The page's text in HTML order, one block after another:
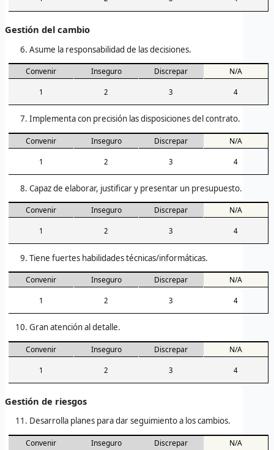
Gestión del cambio
Asume la responsabilidad de las decisiones.
Convenir Inseguro Discrepar N/A
1 2 3 4
Implementa con precisión las disposiciones del contrato.
Convenir Inseguro Discrepar N/A
1 2 3 4
Capaz de elaborar, justificar y presentar un presupuesto.
Convenir Inseguro Discrepar N/A
1 2 3 4
Tiene fuertes habilidades técnicas/informáticas.
Convenir Inseguro Discrepar N/A
1 2 3 4
Gran atención al detalle.
Convenir Inseguro Discrepar N/A
1 2 3 4
Gestión de riesgos
Desarrolla planes para dar seguimiento a los cambios.
Convenir Inseguro Discrepar N/A